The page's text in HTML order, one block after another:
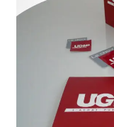
checklist
« déposer »